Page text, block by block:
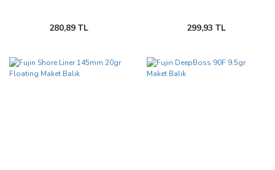
280,89 TL 299,93 TL